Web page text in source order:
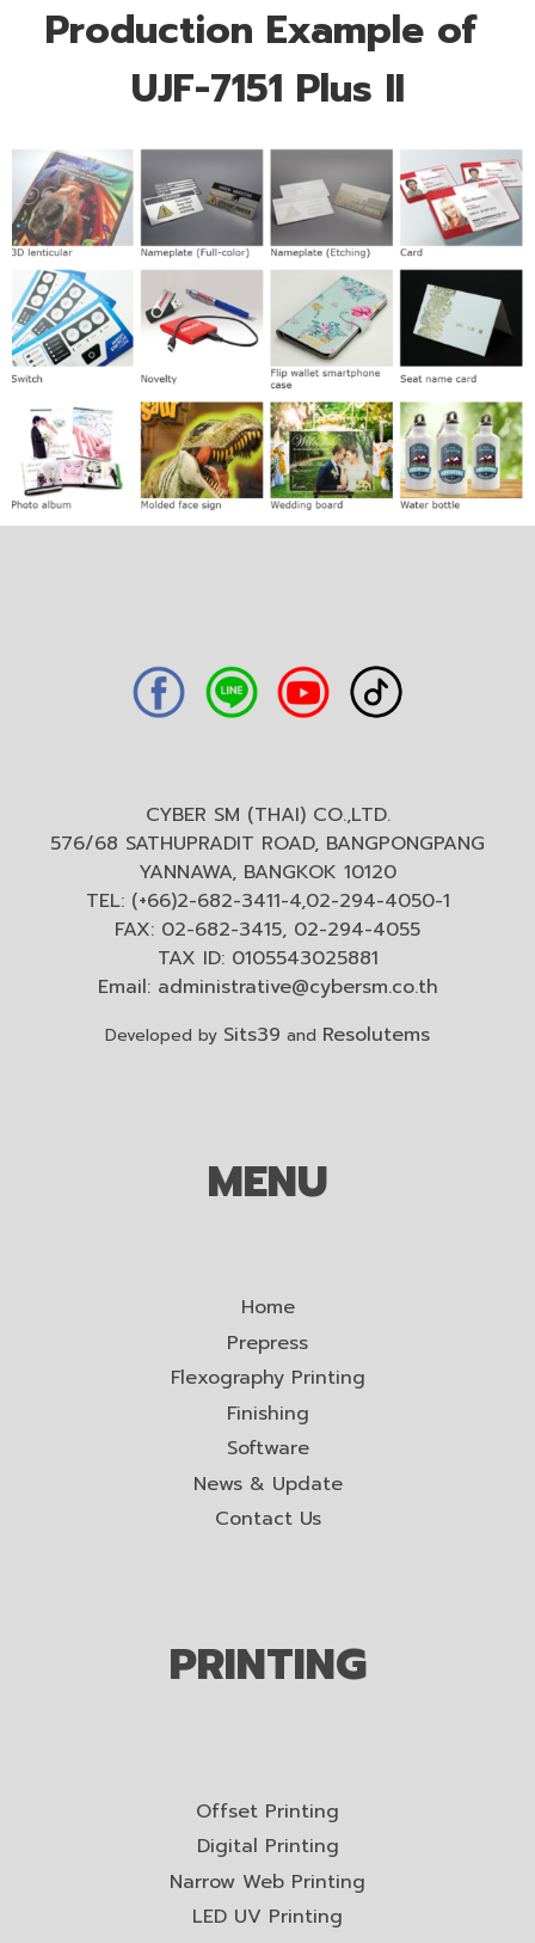
Production Example of
UJF-7151 Plus II
CYBER SM (THAI) CO.,LTD.
576/68 SATHUPRADIT ROAD, BANGPONGPANG
YANNAWA, BANGKOK 10120
TEL: (+66)2-682-3411-4,02-294-4050-1
FAX: 02-682-3415, 02-294-4055
TAX ID: 0105543025881
Email: administrative@cybersm.co.th
Developed by Sits39 and Resolutems
MENU
Home
Prepress
Flexography Printing
Finishing
Software
News & Update
Contact Us
PRINTING
Offset Printing
Digital Printing
Narrow Web Printing
LED UV Printing